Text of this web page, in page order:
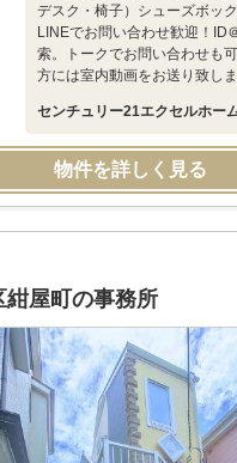
デスク・椅子）シューズボッ
LINEでお問い合わせ歓迎！ID
索。トークでお問い合わせも
方には室内動画をお送り致しま
センチュリー21エクセルホー
物件を詳しく見る
紺屋町の事務所